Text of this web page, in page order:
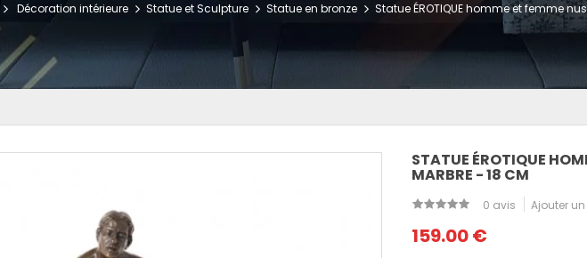
Décoration intérieure Statue et Sculpture Statue en bronze Statue ÉROTIQUE homme et femme
STATUE ÉROTIQUE
MARBRE - 18 CM
0 avis Ajouter
159.00 €